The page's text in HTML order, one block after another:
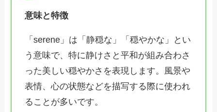
意味と特徴
「serene」は「静穏な」「穏やかな」とい
う意味で、特に静けさと平和が組み合わさ
った美しい穏やかさを表現します。風景や
表情、心の状態などを描写する際に使われ
ることが多いです。